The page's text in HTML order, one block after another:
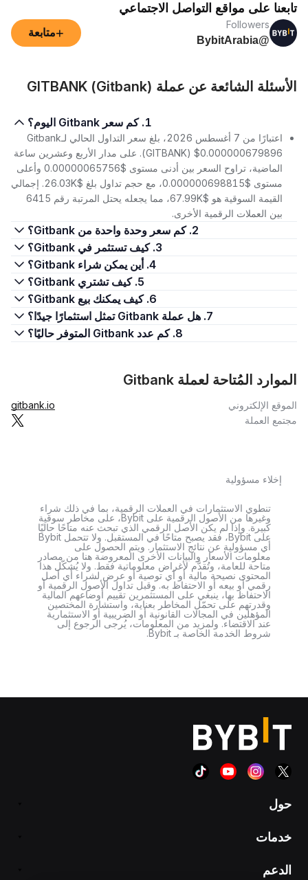
تابعنا على مواقع التواصل الاجتماعي
Followers
@BybitArabia
+متابعة
الأسئلة الشائعة عن عملة GITBANK (Gitbank)
1. كم سعر Gitbank اليوم؟
اعتبارًا من 7 أغسطس 2026، بلغ سعر التداول الحالي لـGitbank
(GITBANK) $0.000000679896. على مدار الأربع وعشرين ساعة
الماضية، تراوح السعر بين أدنى مستوى $0.00000065756 وأعلى
مستوى $0.000000698815، مع حجم تداول بلغ $26.03K. إجمالي
القيمة السوقية هو $67.99K، مما يجعله يحتل المرتبة رقم 6415
بين العملات الرقمية الأخرى.
2. كم سعر وحدة واحدة من Gitbank؟
3. كيف تستثمر في Gitbank؟
4. أين يمكن شراء Gitbank؟
5. كيف تشتري Gitbank؟
6. كيف يمكنك بيع Gitbank؟
7. هل عملة Gitbank تمثل استثمارًا جيدًا؟
8. كم عدد Gitbank المتوفر حاليًا؟
الموارد المُتاحة لعملة Gitbank
الموقع الإلكتروني
gitbank.io
مجتمع العملة
إخلاء مسؤولية
تنطوي الاستثمارات في العملات الرقمية، بما في ذلك شراء
وغيرها من الأصول الرقمية على Bybit، على مخاطر سوقية
كبيرة. وإذا لم يكن الأصل الرقمي الذي تبحث عنه متاحًا حاليًا
على Bybit، فقد يصبح متاحًا في المستقبل. ولا تتحمل Bybit
أي مسؤولية عن نتائج الاستثمار. ويتم الحصول على
معلومات الأسعار والبيانات الأخرى المعروضة هنا من مصادر
متاحة للعامة، وتُقدَّم لأغراض معلوماتية فقط. ولا يُشكّل هذا
المحتوى نصيحة مالية أو أي توصية أو عرض لشراء أي أصل
رقمي أو بيعه أو الاحتفاظ به. وقبل تداول الأصول الرقمية أو
الاحتفاظ بها، ينبغي على المستثمرين تقييم أوضاعهم المالية
وقدرتهم على تحمّل المخاطر بعناية، واستشارة المختصين
المؤهلين في المجالات القانونية أو الضريبية أو الاستثمارية
عند الاقتضاء. ولمزيد من المعلومات، يُرجى الرجوع إلى
شروط الخدمة الخاصة بـ Bybit.
حول
خدمات
الدعم